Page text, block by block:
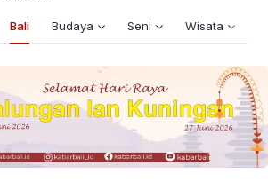
Bali Budaya Seni Wisata